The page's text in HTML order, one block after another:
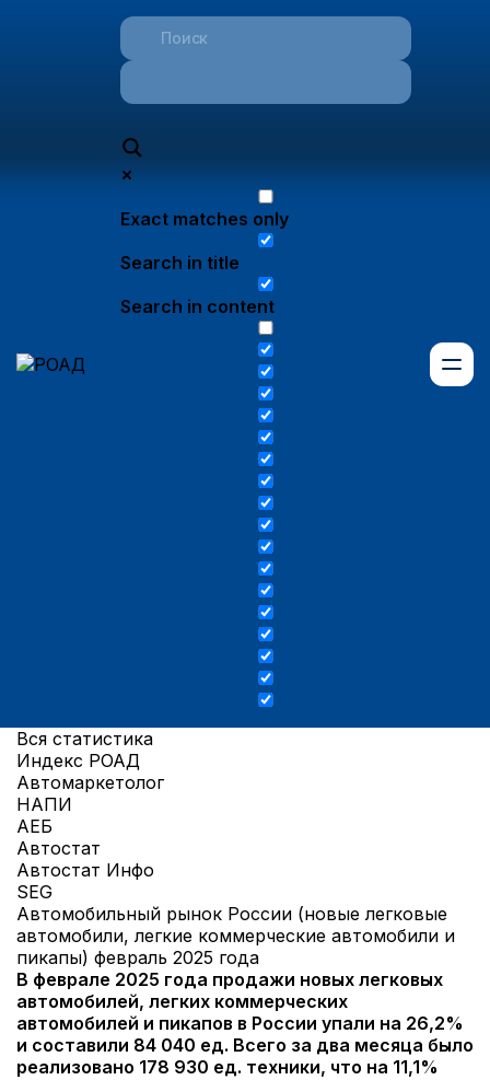
Exact matches only
Search in title
Search in content
Вся статистика
Индекс РОАД
Автомаркетолог
НАПИ
АЕБ
Автостат
Автостат Инфо
SEG
Автомобильный рынок России (новые легковые
автомобили, легкие коммерческие автомобили и
пикапы) февраль 2025 года
В феврале 2025 года продажи новых легковых
автомобилей, легких коммерческих
автомобилей и пикапов в России упали на 26,2%
и составили 84 040 ед. Всего за два месяца было
реализовано 178 930 ед. техники, что на 11,1%